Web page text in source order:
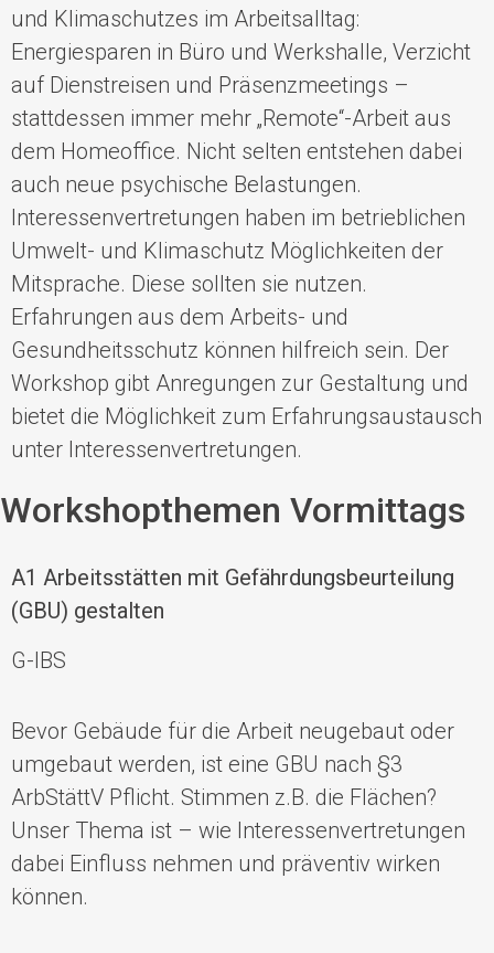
und Klimaschutzes im Arbeitsalltag:
Energiesparen in Büro und Werkshalle, Verzicht
auf Dienstreisen und Präsenzmeetings –
stattdessen immer mehr „Remote“-Arbeit aus
dem Homeoffice. Nicht selten entstehen dabei
auch neue psychische Belastungen.
Interessenvertretungen haben im betrieblichen
Umwelt- und Klimaschutz Möglichkeiten der
Mitsprache. Diese sollten sie nutzen.
Erfahrungen aus dem Arbeits- und
Gesundheitsschutz können hilfreich sein. Der
Workshop gibt Anregungen zur Gestaltung und
bietet die Möglichkeit zum Erfahrungsaustausch
unter Interessenvertretungen.
Workshopthemen Vormittags
A1 Arbeitsstätten mit Gefährdungsbeurteilung
(GBU) gestalten
G-IBS
Bevor Gebäude für die Arbeit neugebaut oder
umgebaut werden, ist eine GBU nach §3
ArbStättV Pflicht. Stimmen z.B. die Flächen?
Unser Thema ist – wie Interessenvertretungen
dabei Einfluss nehmen und präventiv wirken
können.